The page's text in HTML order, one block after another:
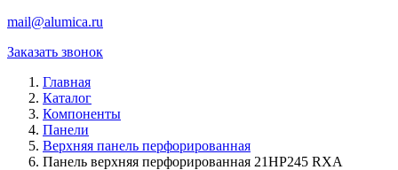
mail@alumica.ru
Заказать звонок
Главная
Каталог
Компоненты
Панели
Верхняя панель перфорированная
Панель верхняя перфорированная 21HP245 RXA